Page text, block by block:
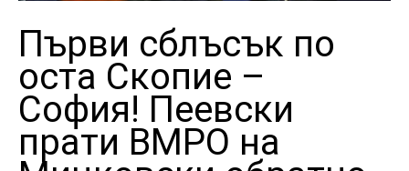
Първи сблъсък по
оста Скопие –
София! Пеевски
прати ВМРО на